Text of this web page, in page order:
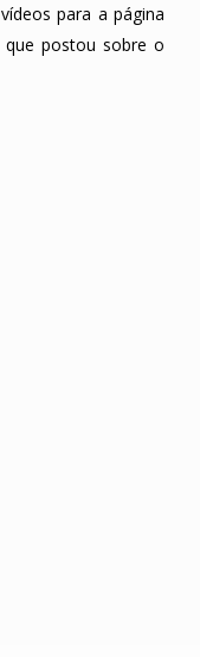
para a página
que postou sobre o